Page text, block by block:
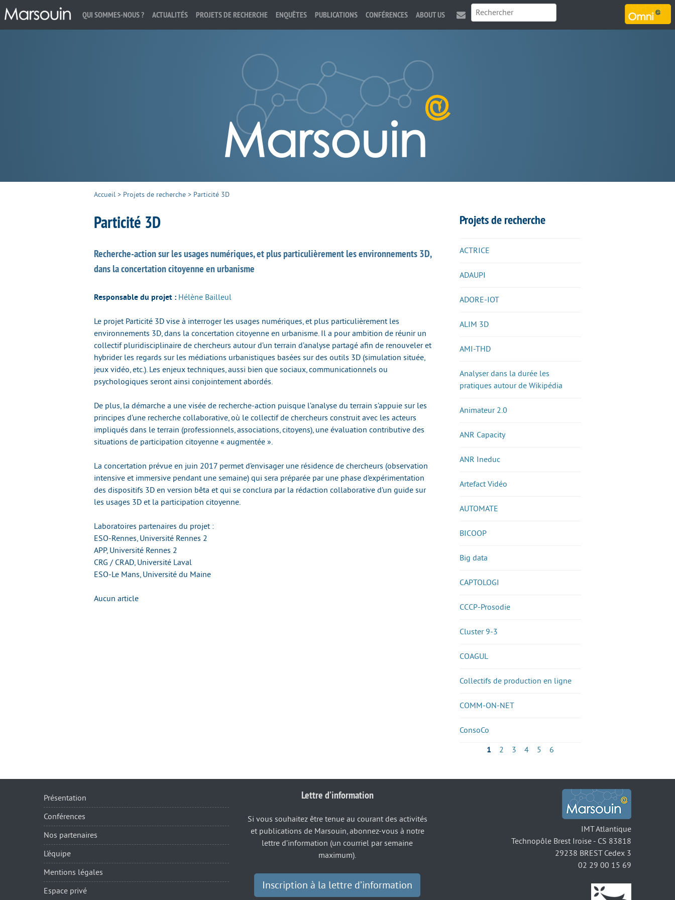
QUI SOMMES-NOUS ? ACTUALITÉS PROJETS DE RECHERCHE ENQUÊTES PUBLICATIONS CONFÉRENCES ABOUT US
Accueil > Projets de recherche > Particité 3D
Particité 3D
Recherche-action sur les usages numériques, et plus particulièrement les environnements 3D,
dans la concertation citoyenne en urbanisme
Responsable du projet : Hélène Bailleul
Le projet Particité 3D vise à interroger les usages numériques, et plus particulièrement les
environnements 3D, dans la concertation citoyenne en urbanisme. Il a pour ambition de réunir un
collectif pluridisciplinaire de chercheurs autour d’un terrain d’analyse partagé afin de renouveler et
hybrider les regards sur les médiations urbanistiques basées sur des outils 3D (simulation située,
jeux vidéo, etc.). Les enjeux techniques, aussi bien que sociaux, communicationnels ou
psychologiques seront ainsi conjointement abordés.
De plus, la démarche a une visée de recherche-action puisque l’analyse du terrain s’appuie sur les
principes d’une recherche collaborative, où le collectif de chercheurs construit avec les acteurs
impliqués dans le terrain (professionnels, associations, citoyens), une évaluation contributive des
situations de participation citoyenne « augmentée ».
La concertation prévue en juin 2017 permet d’envisager une résidence de chercheurs (observation
intensive et immersive pendant une semaine) qui sera préparée par une phase d’expérimentation
des dispositifs 3D en version bêta et qui se conclura par la rédaction collaborative d’un guide sur
les usages 3D et la participation citoyenne.
Laboratoires partenaires du projet :
ESO-Rennes, Université Rennes 2
APP, Université Rennes 2
CRG / CRAD, Université Laval
ESO-Le Mans, Université du Maine
Aucun article
Projets de recherche
ACTRICE
ADAUPI
ADORE-IOT
ALIM 3D
AMI-THD
Analyser dans la durée les
pratiques autour de Wikipédia
Animateur 2.0
ANR Capacity
ANR Ineduc
Artefact Vidéo
AUTOMATE
BICOOP
Big data
CAPTOLOGI
CCCP-Prosodie
Cluster 9-3
COAGUL
Collectifs de production en ligne
COMM-ON-NET
ConsoCo
1 2 3 4 5 6
Présentation
Conférences
Nos partenaires
L’équipe
Mentions légales
Espace privé
Lettre d’information
Si vous souhaitez être tenue au courant des activités
et publications de Marsouin, abonnez-vous à notre
lettre d’information (un courriel par semaine
maximum).
Inscription à la lettre d’information
IMT Atlantique
Technopôle Brest Iroise - CS 83818
29238 BREST Cedex 3
02 29 00 15 69